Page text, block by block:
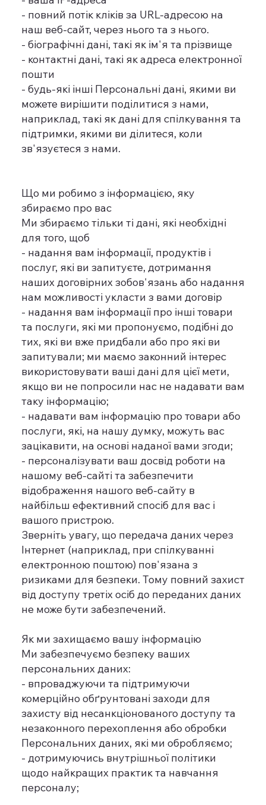
- повний потік кліків за URL-адресою на
наш веб-сайт, через нього та з нього.
- біографічні дані, такі як ім'я та прізвище
- контактні дані, такі як адреса електронної
пошти
- будь-які інші Персональні дані, якими ви
можете вирішити поділитися з нами,
наприклад, такі як дані для спілкування та
підтримки, якими ви ділитеся, коли
зв'язуєтеся з нами.
Що ми робимо з інформацією, яку
збираємо про вас
Ми збираємо тільки ті дані, які необхідні
для того, щоб
- надання вам інформації, продуктів і
послуг, які ви запитуєте, дотримання
наших договірних зобов'язань або надання
нам можливості укласти з вами договір
- надання вам інформації про інші товари
та послуги, які ми пропонуємо, подібні до
тих, які ви вже придбали або про які ви
запитували; ми маємо законний інтерес
використовувати ваші дані для цієї мети,
якщо ви не попросили нас не надавати вам
таку інформацію;
- надавати вам інформацію про товари або
послуги, які, на нашу думку, можуть вас
зацікавити, на основі наданої вами згоди;
- персоналізувати ваш досвід роботи на
нашому веб-сайті та забезпечити
відображення нашого веб-сайту в
найбільш ефективний спосіб для вас і
вашого пристрою.
Зверніть увагу, що передача даних через
Інтернет (наприклад, при спілкуванні
електронною поштою) пов'язана з
ризиками для безпеки. Тому повний захист
від доступу третіх осіб до переданих даних
не може бути забезпечений.
Як ми захищаємо вашу інформацію
Ми забезпечуємо безпеку ваших
персональних даних:
- впроваджуючи та підтримуючи
комерційно обґрунтовані заходи для
захисту від несанкціонованого доступу та
незаконного перехоплення або обробки
Персональних даних, які ми обробляємо;
- дотримуючись внутрішньої політики
щодо найкращих практик та навчання
персоналу;